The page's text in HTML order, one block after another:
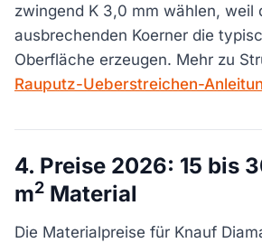
zwingend K 3,0 mm wählen, weil
ausbrechenden Koerner die
Oberfläche erzeugen. Mehr zu
Rauputz-Ueberstreichen-
4. Preise 2026: 15 bis
m2 Material
Die Materialpreise für Knauf